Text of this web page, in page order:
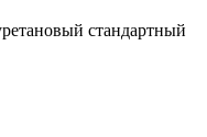
стандартный